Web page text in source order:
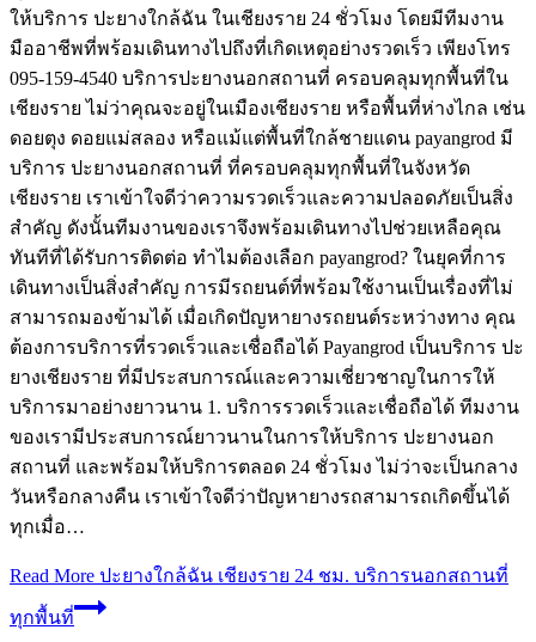
ให้บริการ ปะยางใกล้ฉัน ในเชียงราย 24 ชั่วโมง โดยมีทีมงาน
มืออาชีพที่พร้อมเดินทางไปถึงที่เกิดเหตุอย่างรวดเร็ว เพียงโทร
095-159-4540 บริการปะยางนอกสถานที่ ครอบคลุมทุกพื้นที่ใน
เชียงราย ไม่ว่าคุณจะอยู่ในเมืองเชียงราย หรือพื้นที่ห่างไกล เช่น
ดอยตุง ดอยแม่สลอง หรือแม้แต่พื้นที่ใกล้ชายแดน payangrod มี
บริการ ปะยางนอกสถานที่ ที่ครอบคลุมทุกพื้นที่ในจังหวัด
เชียงราย เราเข้าใจดีว่าความรวดเร็วและความปลอดภัยเป็นสิ่ง
สำคัญ ดังนั้นทีมงานของเราจึงพร้อมเดินทางไปช่วยเหลือคุณ
ทันทีที่ได้รับการติดต่อ ทำไมต้องเลือก payangrod? ในยุคที่การ
เดินทางเป็นสิ่งสำคัญ การมีรถยนต์ที่พร้อมใช้งานเป็นเรื่องที่ไม่
สามารถมองข้ามได้ เมื่อเกิดปัญหายางรถยนต์ระหว่างทาง คุณ
ต้องการบริการที่รวดเร็วและเชื่อถือได้ Payangrod เป็นบริการ ปะ
ยางเชียงราย ที่มีประสบการณ์และความเชี่ยวชาญในการให้
บริการมาอย่างยาวนาน 1. บริการรวดเร็วและเชื่อถือได้ ทีมงาน
ของเรามีประสบการณ์ยาวนานในการให้บริการ ปะยางนอก
สถานที่ และพร้อมให้บริการตลอด 24 ชั่วโมง ไม่ว่าจะเป็นกลาง
วันหรือกลางคืน เราเข้าใจดีว่าปัญหายางรถสามารถเกิดขึ้นได้
ทุกเมื่อ…
Read More ปะยางใกล้ฉัน เชียงราย 24 ชม. บริการนอกสถานที่
ทุกพื้นที่